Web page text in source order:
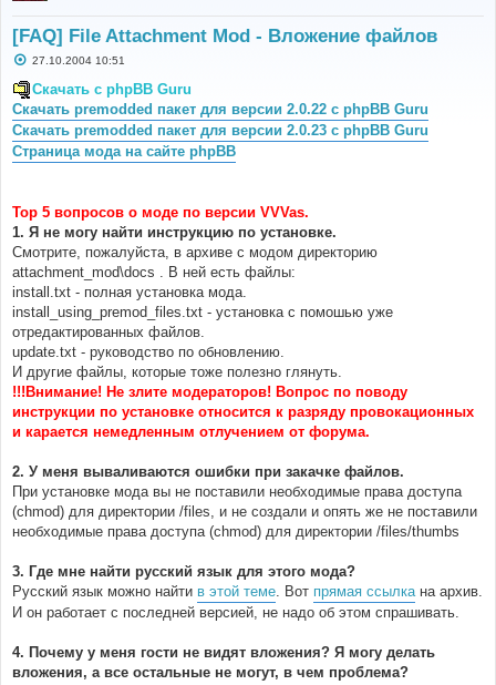
[FAQ] File Attachment Mod - Вложение файлов
С
о
б
щ
е
н
и
е
27.10.2004 10:51
Скачать с phpBB Guru
Скачать premodded пакет для версии 2.0.22 с phpBB Guru
Скачать premodded пакет для версии 2.0.23 с phpBB Guru
Страница мода на сайте phpBB
Top 5 вопросов о моде по версии VVVas.
1. Я не могу найти инструкцию по установке.
Смотрите, пожалуйста, в архиве с модом директорию
attachment_mod\docs . В ней есть файлы:
install.txt - полная установка мода.
install_using_premod_files.txt - установка с помошью уже
отредактированных файлов.
update.txt - руководство по обновлению.
И другие файлы, которые тоже полезно глянуть.
!!!Внимание! Не злите модераторов! Вопрос по поводу
инструкции по установке относится к разряду провокационных
и карается немедленным отлучением от форума.
2. У меня вываливаются ошибки при закачке файлов.
При установке мода вы не поставили необходимые права доступа
(chmod) для директории /files, и не создали и опять же не поставили
необходимые права доступа (chmod) для директории /files/thumbs
3. Где мне найти русский язык для этого мода?
Русский язык можно найти в этой теме. Вот прямая ссылкана архив.
И он работает с последней версией, не надо об этом спрашивать.
4. Почему у меня гости не видят вложения? Я могу делать
вложения, а все остальные не могут, в чем проблема?